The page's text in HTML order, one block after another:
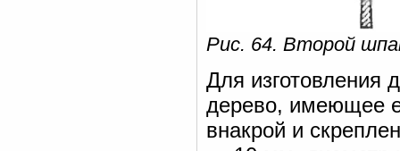
Рис. 64. Второй
Для изготовления
дерево, имеющее
внакрой и